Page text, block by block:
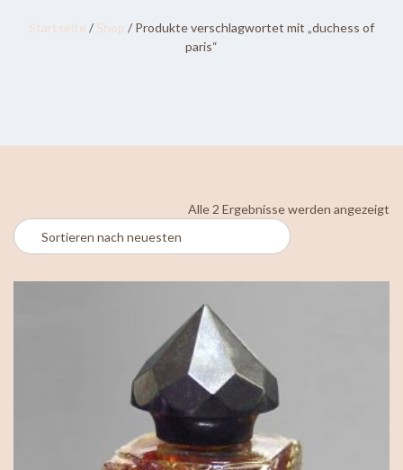
Startseite / Shop / Produkte verschlagwortet mit „duchess of
paris“
Alle 2 Ergebnisse werden angezeigt